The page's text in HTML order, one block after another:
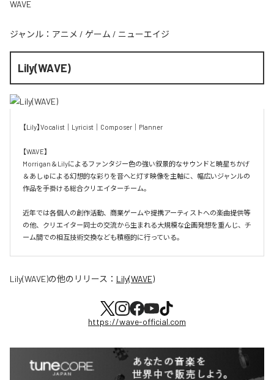
WAVE
ジャンル： アニメ / ゲーム / ニューエイジ
Lily(WAVE)
【Lily】Vocalist｜Lyricist｜Composer｜Planner
【WAVE】
Morrigan＆Lilyによるファンタジー色の強い叙景的なサウンドと暁星ちかげ
＆あしゅによる幻想的な彩りを音へと灯す映像を主軸に、幅広いジャンルの
作品を手掛ける総合クリエイターチーム。
近年では各個人の創作活動、商業ゲームや提携アーティストへの楽曲提供等
の他、クリエイター同士の交流から生まれる大規模な企画発想を重んじ、チ
ーム間での相互技術交換なども積極的に行っている。
Lily(WAVE)の他のリリース： Lily(WAVE)
https://wave-official.com